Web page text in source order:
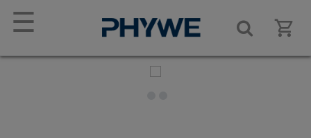
☰